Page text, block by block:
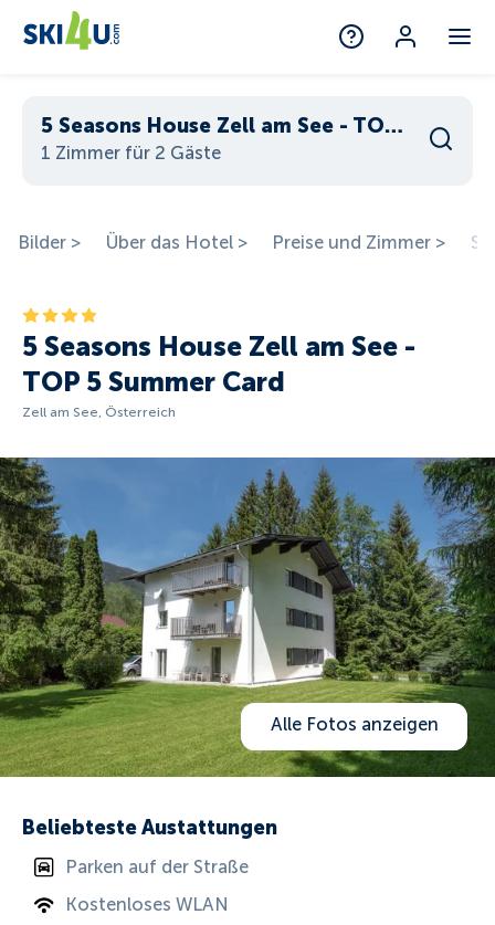
5 Seasons House Zell am See - TOP 5 Summer Card
1 Zimmer für 2 Gäste
Bilder > Über das Hotel > Preise und Zimmer >
5 Seasons House Zell am See -
TOP 5 Summer Card
Zell am See, Österreich
Alle Fotos anzeigen
Beliebteste Austattungen
Parken auf der Straße
Kostenloses WLAN